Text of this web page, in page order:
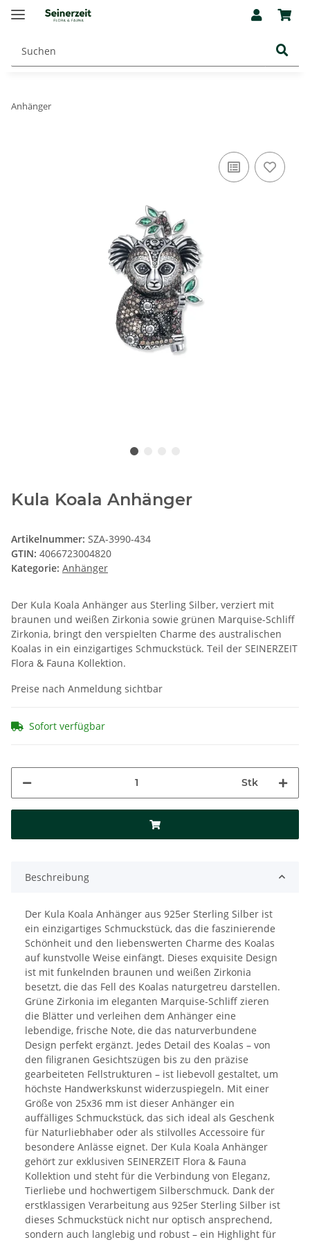
Anhänger
Kula Koala Anhänger
Artikelnummer: SZA-3990-434
GTIN: 4066723004820
Kategorie: Anhänger
Der Kula Koala Anhänger aus Sterling Silber, verziert mit
braunen und weißen Zirkonia sowie grünen Marquise-Schliff
Zirkonia, bringt den verspielten Charme des australischen
Koalas in ein einzigartiges Schmuckstück. Teil der SEINERZEIT
Flora & Fauna Kollektion.
Preise nach Anmeldung sichtbar
Sofort verfügbar
Stk
Beschreibung
Der Kula Koala Anhänger aus 925er Sterling Silber ist
ein einzigartiges Schmuckstück, das die faszinierende
Schönheit und den liebenswerten Charme des Koalas
auf kunstvolle Weise einfängt. Dieses exquisite Design
ist mit funkelnden braunen und weißen Zirkonia
besetzt, die das Fell des Koalas naturgetreu darstellen.
Grüne Zirkonia im eleganten Marquise-Schliff zieren
die Blätter und verleihen dem Anhänger eine
lebendige, frische Note, die das naturverbundene
Design perfekt ergänzt. Jedes Detail des Koalas – von
den filigranen Gesichtszügen bis zu den präzise
gearbeiteten Fellstrukturen – ist liebevoll gestaltet, um
höchste Handwerkskunst widerzuspiegeln. Mit einer
Größe von 25x36 mm ist dieser Anhänger ein
auffälliges Schmuckstück, das sich ideal als Geschenk
für Naturliebhaber oder als stilvolles Accessoire für
besondere Anlässe eignet. Der Kula Koala Anhänger
gehört zur exklusiven SEINERZEIT Flora & Fauna
Kollektion und steht für die Verbindung von Eleganz,
Tierliebe und hochwertigem Silberschmuck. Dank der
erstklassigen Verarbeitung aus 925er Sterling Silber ist
dieses Schmuckstück nicht nur optisch ansprechend,
sondern auch langlebig und robust – ein Highlight für